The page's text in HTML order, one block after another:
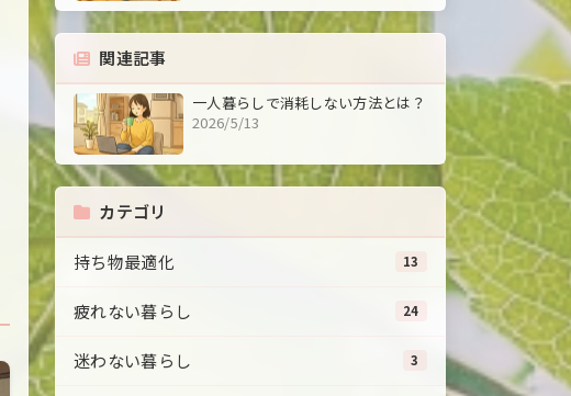
関連記事
一人暮らしで消耗しない方法とは？
2026/5/13
カテゴリ
持ち物最適化 13
疲れない暮らし 24
迷わない暮らし 3